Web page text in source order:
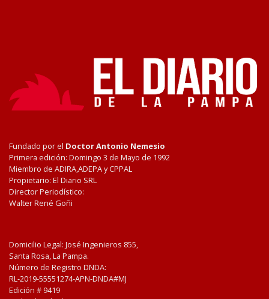
Fundado por el Doctor Antonio Nemesio
Primera edición: Domingo 3 de Mayo de 1992
Miembro de ADIRA,ADEPA y CPPAL
Propietario: El Diario SRL
Director Periodístico:
Walter René Goñi
Domicilio Legal: José Ingenieros 855,
Santa Rosa, La Pampa.
Número de Registro DNDA:
RL-2019-55551274-APN-DNDA#MJ
Edición # 9419